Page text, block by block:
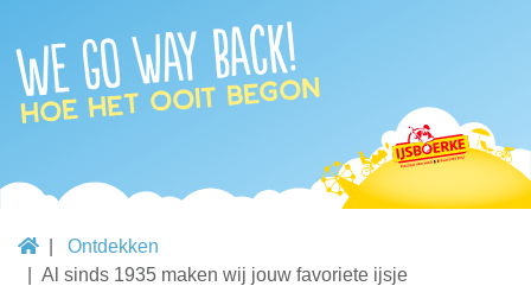
We go way back!
Hoe het ooit begon
Ontdekken
Al sinds 1935 maken wij jouw favoriete ijsje